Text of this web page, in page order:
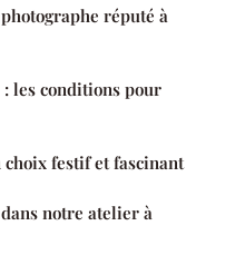
réputé à
les conditions pour
festif et fascinant
notre atelier à